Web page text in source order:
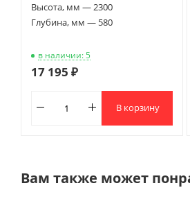
Высота, мм — 2300
Глубина, мм — 580
в наличии: 5
17 195 ₽
В корзину
Вам также может